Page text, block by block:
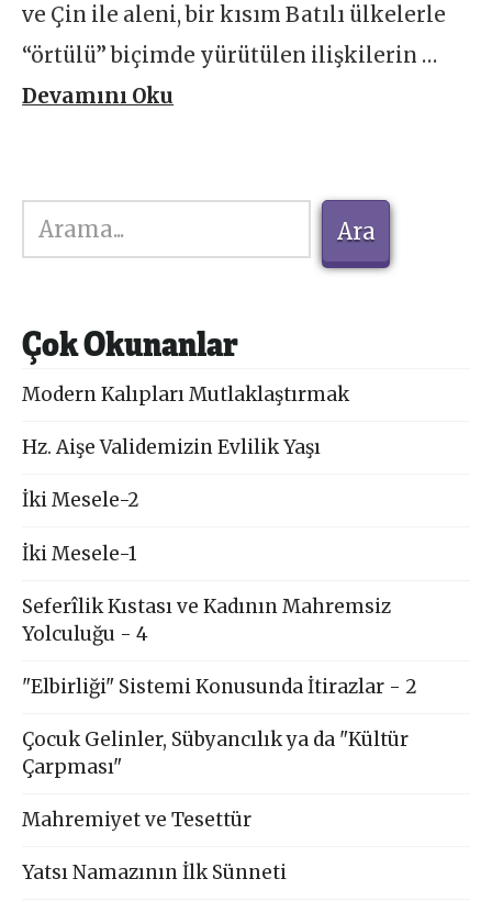
ve Çin ile aleni, bir kısım Batılı ülkelerle
“örtülü” biçimde yürütülen ilişkilerin …
Devamını Oku
Ara
Ara
Çok Okunanlar
Modern Kalıpları Mutlaklaştırmak
Hz. Aişe Validemizin Evlilik Yaşı
İki Mesele-2
İki Mesele-1
Seferîlik Kıstası ve Kadının Mahremsiz
Yolculuğu - 4
"Elbirliği" Sistemi Konusunda İtirazlar - 2
Çocuk Gelinler, Sübyancılık ya da "Kültür
Çarpması"
Mahremiyet ve Tesettür
Yatsı Namazının İlk Sünneti